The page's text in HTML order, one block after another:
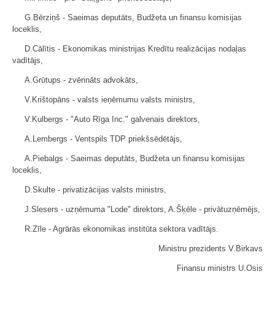
G.Bērziņš - Saeimas deputāts, Budžeta un finansu komisijas
loceklis,
D.Cālītis - Ekonomikas ministrijas Kredītu realizācijas nodaļas
vadītājs,
A.Grūtups - zvērināts advokāts,
V.Krištopāns - valsts ieņēmumu valsts ministrs,
V.Kulbergs - "Auto Rīga Inc." galvenais direktors,
A.Lembergs - Ventspils TDP priekšsēdētājs,
A.Piebalgs - Saeimas deputāts, Budžeta un finansu komisijas
loceklis,
D.Skulte - privatizācijas valsts ministrs,
J.Slesers - uzņēmuma "Lode" direktors, A.Šķēle - privātuzņēmējs,
R.Zīle - Agrārās ekonomikas institūta sektora vadītājs.
Ministru prezidents V.Birkavs
Finansu ministrs U.Osis